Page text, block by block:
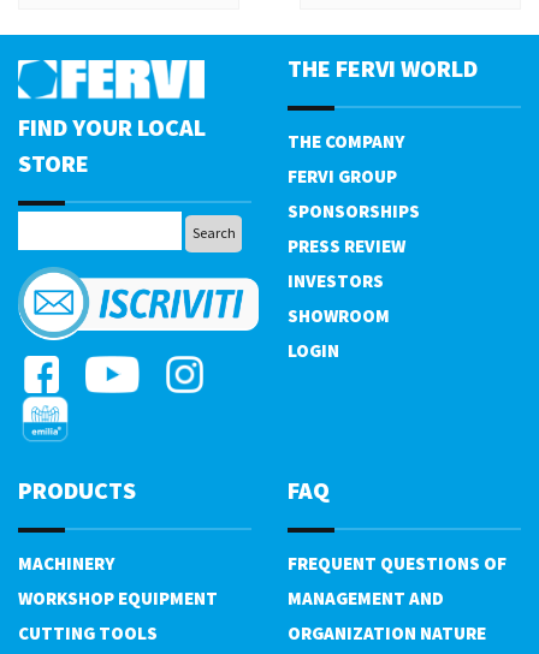
FIND YOUR LOCAL
STORE
THE FERVI WORLD
THE COMPANY
FERVI GROUP
SPONSORSHIPS
PRESS REVIEW
INVESTORS
SHOWROOM
LOGIN
PRODUCTS
MACHINERY
WORKSHOP EQUIPMENT
CUTTING TOOLS
FAQ
FREQUENT QUESTIONS OF
MANAGEMENT AND
ORGANIZATION NATURE